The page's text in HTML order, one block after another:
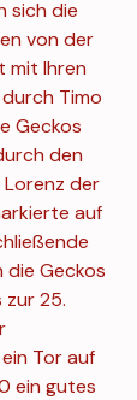
sich die
von der
mit Ihren
Timo
Geckos
den
der
auf
Geckos
zur 25.
Tor auf
ein gutes